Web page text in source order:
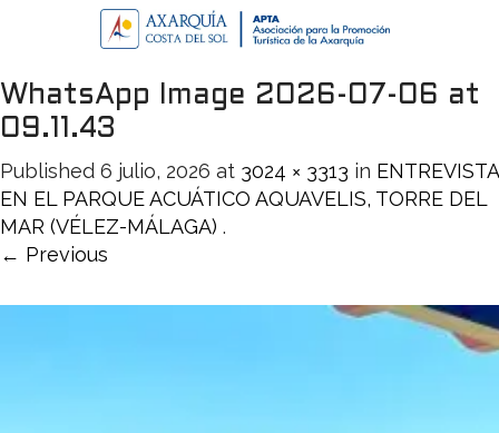
WhatsApp Image 2026-07-06 at
09.11.43
Published 6 julio, 2026 at 3024 × 3313 in ENTREVISTA
EN EL PARQUE ACUÁTICO AQUAVELIS, TORRE DEL
MAR (VÉLEZ-MÁLAGA) .
← Previous